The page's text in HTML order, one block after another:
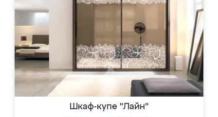
Шкаф-купе "Лайн"